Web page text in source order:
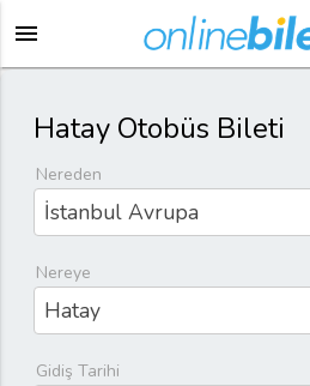
menu
Hatay Otobüs Bileti
Nereden
İstanbul Avrupa
Nereye
Hatay
Gidiş Tarihi